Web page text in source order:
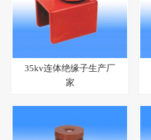
35kv连体绝缘子生产厂
家